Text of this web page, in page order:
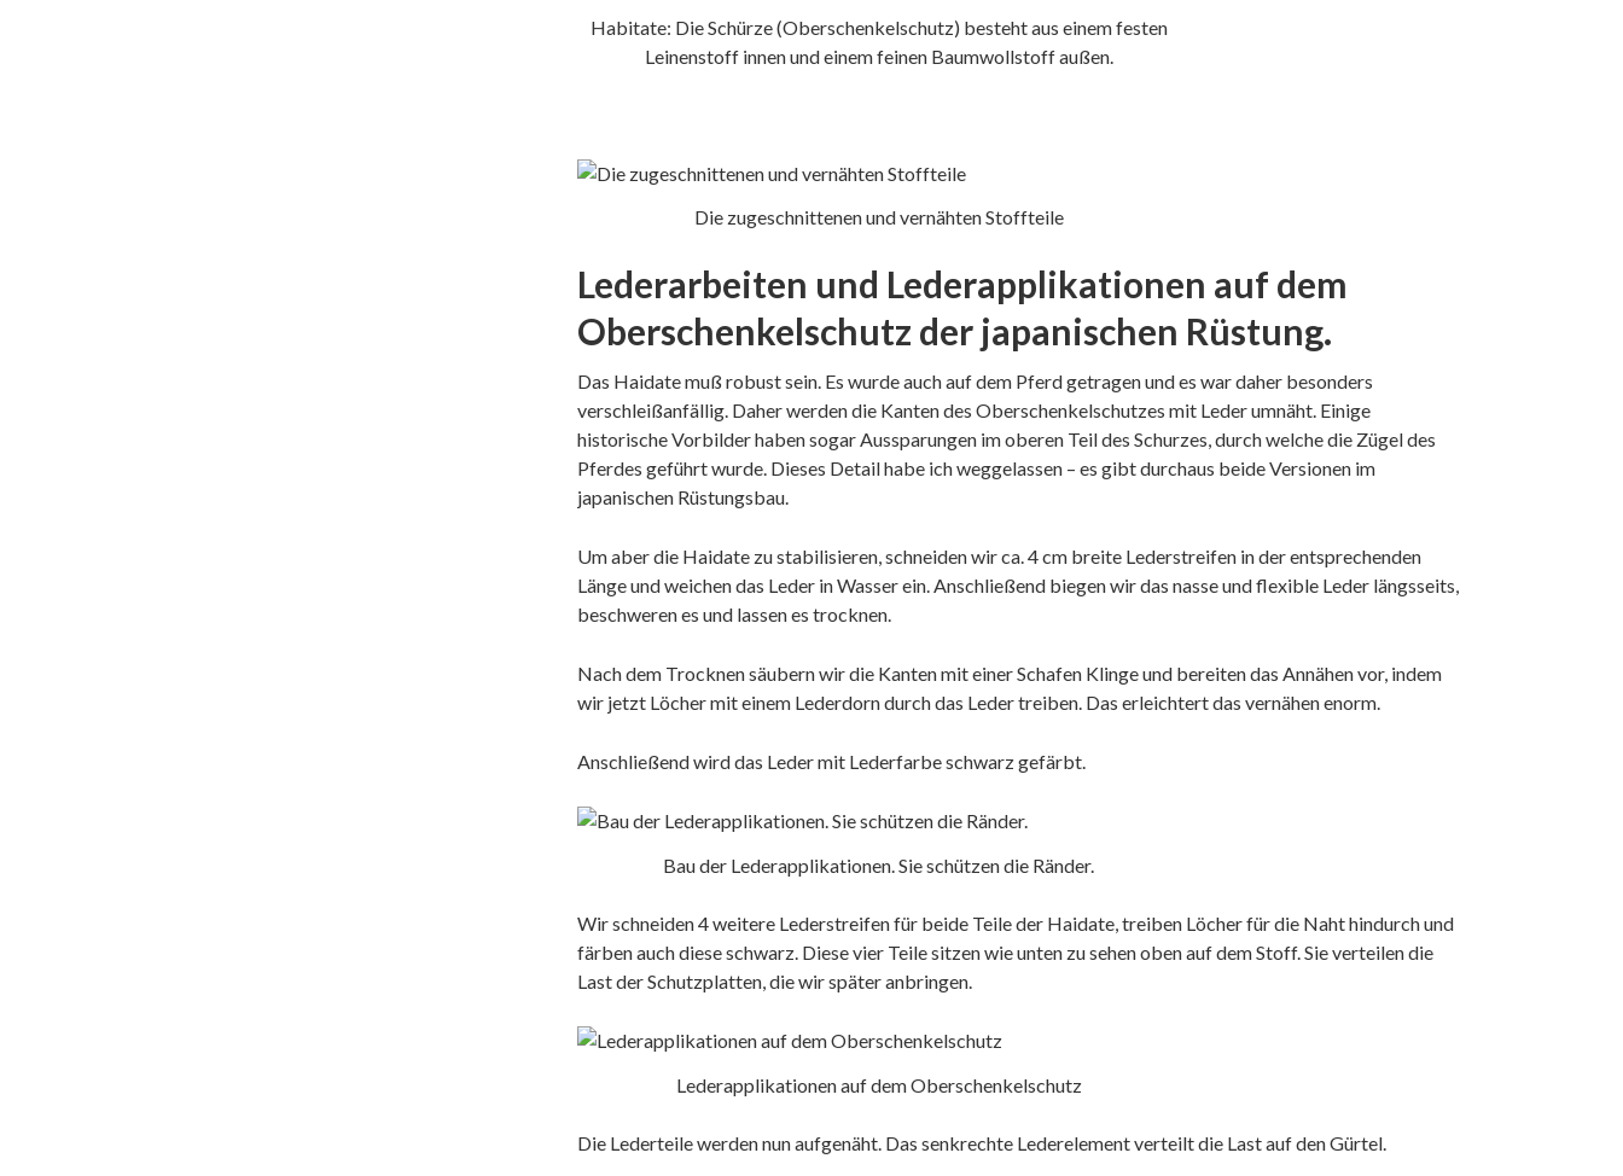
Habitate: Die Schürze (Oberschenkelschutz) besteht aus einem festen
Leinenstoff innen und einem feinen Baumwollstoff außen.
Die zugeschnittenen und vernähten Stoffteile
Lederarbeiten und Lederapplikationen auf dem
Oberschenkelschutz der japanischen Rüstung.
Das Haidate muß robust sein. Es wurde auch auf dem Pferd getragen und es war daher besonders
verschleißanfällig. Daher werden die Kanten des Oberschenkelschutzes mit Leder umnäht. Einige
historische Vorbilder haben sogar Aussparungen im oberen Teil des Schurzes, durch welche die Zügel des
Pferdes geführt wurde. Dieses Detail habe ich weggelassen – es gibt durchaus beide Versionen im
japanischen Rüstungsbau.
Um aber die Haidate zu stabilisieren, schneiden wir ca. 4 cm breite Lederstreifen in der entsprechenden
Länge und weichen das Leder in Wasser ein. Anschließend biegen wir das nasse und flexible Leder längsseits,
beschweren es und lassen es trocknen.
Nach dem Trocknen säubern wir die Kanten mit einer Schafen Klinge und bereiten das Annähen vor, indem
wir jetzt Löcher mit einem Lederdorn durch das Leder treiben. Das erleichtert das vernähen enorm.
Anschließend wird das Leder mit Lederfarbe schwarz gefärbt.
Bau der Lederapplikationen. Sie schützen die Ränder.
Wir schneiden 4 weitere Lederstreifen für beide Teile der Haidate, treiben Löcher für die Naht hindurch und
färben auch diese schwarz. Diese vier Teile sitzen wie unten zu sehen oben auf dem Stoff. Sie verteilen die
Last der Schutzplatten, die wir später anbringen.
Lederapplikationen auf dem Oberschenkelschutz
Die Lederteile werden nun aufgenäht. Das senkrechte Lederelement verteilt die Last auf den Gürtel.